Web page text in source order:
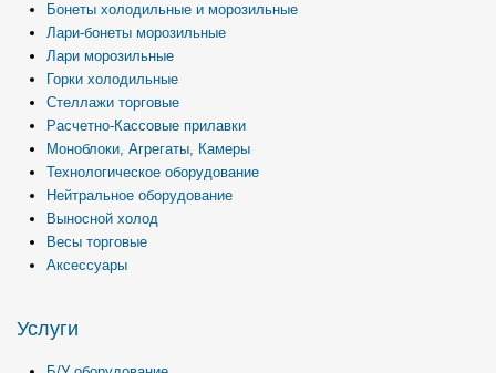
Бонеты холодильные и морозильные
Лари-бонеты морозильные
Лари морозильные
Горки холодильные
Стеллажи торговые
Расчетно-Кассовые прилавки
Моноблоки, Агрегаты, Камеры
Технологическое оборудование
Нейтральное оборудование
Выносной холод
Весы торговые
Аксессуары
Услуги